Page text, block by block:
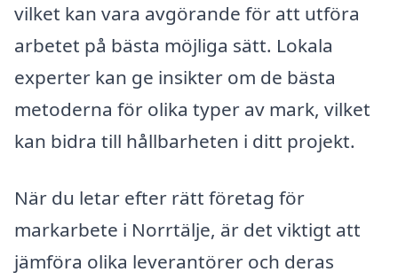
vilket kan vara avgörande för att utföra
arbetet på bästa möjliga sätt. Lokala
experter kan ge insikter om de bästa
metoderna för olika typer av mark, vilket
kan bidra till hållbarheten i ditt projekt.
När du letar efter rätt företag för
markarbete i Norrtälje, är det viktigt att
jämföra olika leverantörer och deras